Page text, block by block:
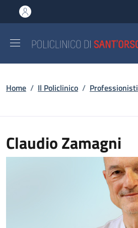
al contenuto principale
to footer content
Briciole di pane
Home / Il Policlinico / Professionisti
Claudio Zamagni